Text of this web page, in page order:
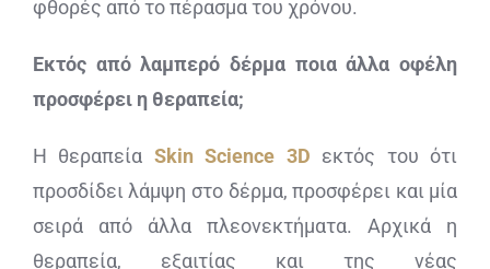
φθορές από το πέρασμα του χρόνου.
Εκτός από λαμπερό δέρμα ποια άλλα οφέλη
προσφέρει η θεραπεία;
Η θεραπεία Skin Science 3D εκτός του ότι
προσδίδει λάμψη στο δέρμα, προσφέρει και μία
σειρά από άλλα πλεονεκτήματα. Αρχικά η
θεραπεία, εξαιτίας και της νέας